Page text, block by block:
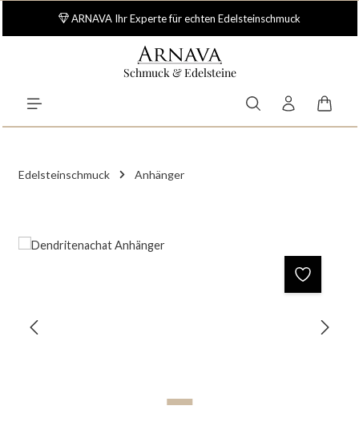
Zum Hauptinhalt springen
ARNAVA Ihr Experte für echten Edelsteinschmuck
Schmuck & Edelsteine
Edelsteinschmuck Anhänger
Bildergalerie überspringen